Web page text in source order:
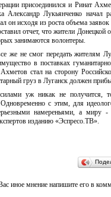
присоединился и Ринат
Лукьянченко начал
исходя из роста объема
отчет, что жители Донецкой
занимаются волонтеры.
же не смог передать жителям
в поставках
стал на сторону
груз в Луганск должен
уж никак не получится,
с этим, для
намереньями, а миру -
изданию «Эспресо.ТВ».
иное мнение напишите его в